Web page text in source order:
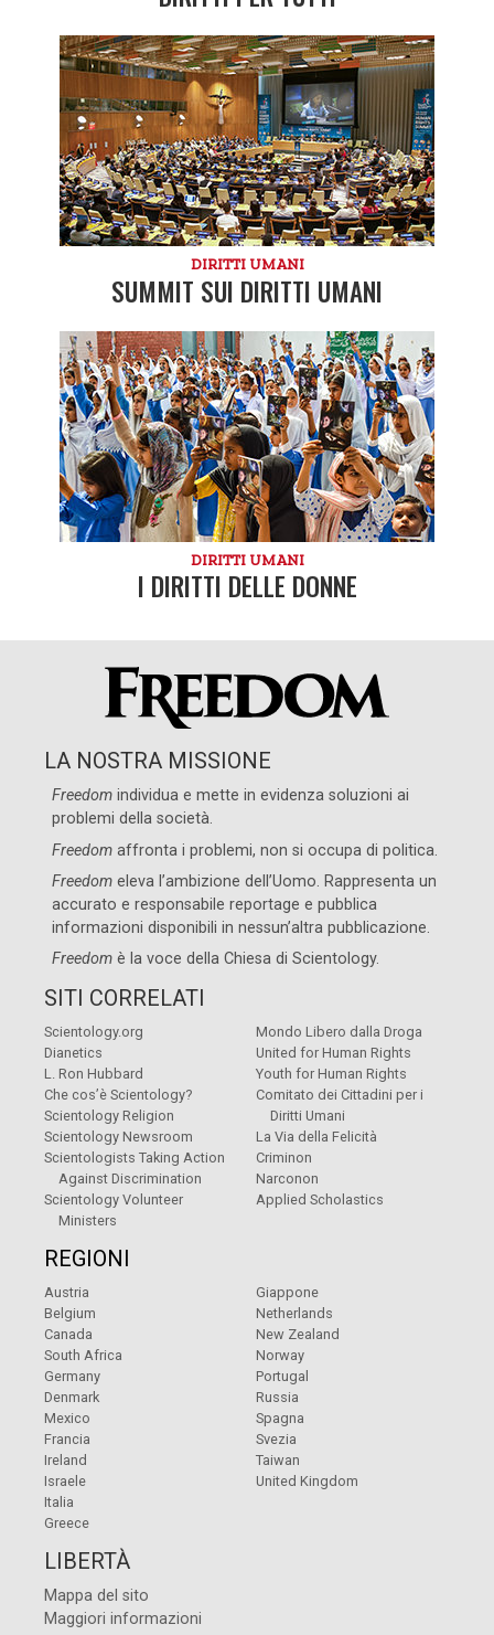
DIRITTI UMANI
SUMMIT SUI DIRITTI UMANI
DIRITTI UMANI
I DIRITTI DELLE DONNE
LA NOSTRA MISSIONE
Freedom individua e mette in evidenza soluzioni ai
problemi della società.
Freedom affronta i problemi, non si occupa di politica.
Freedom eleva l’ambizione dell’Uomo. Rappresenta un
accurato e responsabile reportage e pubblica
informazioni disponibili in nessun’altra pubblicazione.
Freedom è la voce dellaChiesa di Scientology.
SITI CORRELATI
Scientology.org
Dianetics
L. Ron Hubbard
Che cos’è Scientology?
Scientology Religion
Scientology Newsroom
Scientologists Taking Action
Against Discrimination
Scientology Volunteer
Ministers
Mondo Libero dalla Droga
United for Human Rights
Youth for Human Rights
Comitato dei Cittadini per i
Diritti Umani
La Via della Felicità
Criminon
Narconon
Applied Scholastics
REGIONI
Austria
Belgium
Canada
South Africa
Germany
Denmark
Mexico
Francia
Ireland
Israele
Italia
Greece
Giappone
Netherlands
New Zealand
Norway
Portugal
Russia
Spagna
Svezia
Taiwan
United Kingdom
LIBERTÀ
Mappa del sito
Maggiori informazioni